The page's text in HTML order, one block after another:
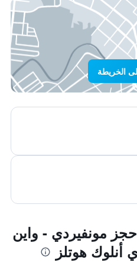
الخريطة
حجز مونفيردي - واين
أنلوك هوتلز